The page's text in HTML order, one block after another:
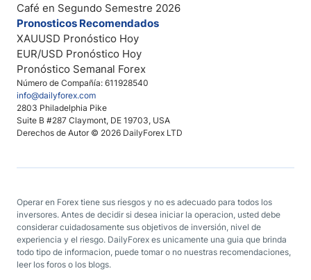
Número de Compañía: 611928540
info@dailyforex.com
2803 Philadelphia Pike
Suite B #287 Claymont, DE 19703, USA
Derechos de Autor © 2026 DailyForex LTD
Café en Segundo Semestre 2026
Pronosticos Recomendados
XAUUSD Pronóstico Hoy
EUR/USD Pronóstico Hoy
Pronóstico Semanal Forex
Operar en Forex tiene sus riesgos y no es adecuado para todos los
inversores. Antes de decidir si desea iniciar la operacion, usted debe
considerar cuidadosamente sus objetivos de inversión, nivel de
experiencia y el riesgo. DailyForex es unicamente una guia que brinda
todo tipo de informacion, puede tomar o no nuestras recomendaciones,
leer los foros o los blogs.